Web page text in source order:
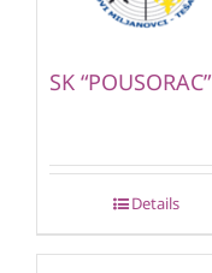
SK “POUSORAC”
Details